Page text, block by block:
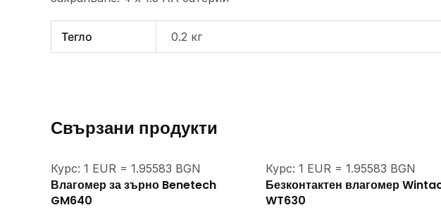
Тегло 0.2 кг
Свързани продукти
Курс: 1 EUR = 1.95583 BGN
Влагомер за зърно Benetech
GM640
Курс: 1 EUR = 1.95583 BGN
Безконтактен влагомер
WT630